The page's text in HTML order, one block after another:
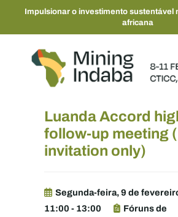
Impulsionar o investimento sustentável
africana
Luanda Accord
follow-up meeting
invitation only)
Segunda-feira, 9 de
11:00 - 13:00
Fóruns de